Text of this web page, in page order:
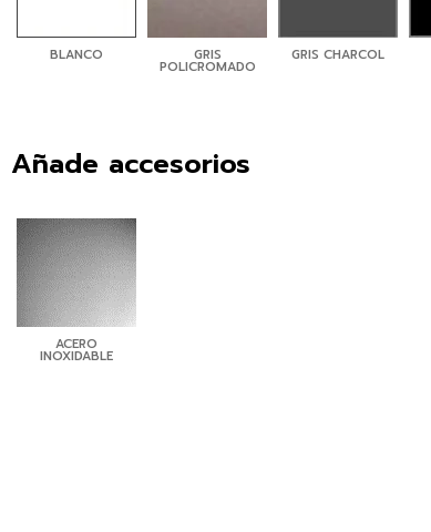
BLANCO GRIS
POLICROMADO
GRIS CHARCOL
Añade accesorios
ACERO
INOXIDABLE